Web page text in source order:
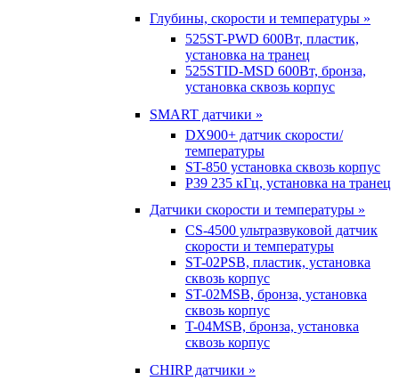
Глубины, скорости и температуры »
525ST-PWD 600Вт, пластик,
установка на транец
525STID-MSD 600Вт, бронза,
установка сквозь корпус
SMART датчики »
DX900+ датчик скорости/
температуры
ST-850 установка сквозь корпус
P39 235 кГц, установка на транец
Датчики скорости и температуры »
CS-4500 ультразвуковой датчик
скорости и температуры
ST-02PSB, пластик, установка
сквозь корпус
ST-02MSB, бронза, установка
сквозь корпус
T-04MSB, бронза, установка
сквозь корпус
CHIRP датчики »